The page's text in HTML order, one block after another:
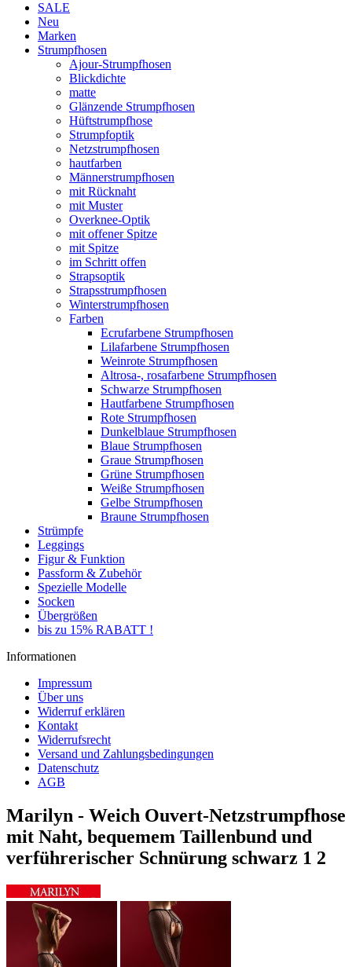
SALE
Neu
Marken
Strumpfhosen
Ajour-Strumpfhosen
Blickdichte
matte
Glänzende Strumpfhosen
Hüftstrumpfhose
Strumpfoptik
Netzstrumpfhosen
hautfarben
Männerstrumpfhosen
mit Rücknaht
mit Muster
Overknee-Optik
mit offener Spitze
mit Spitze
im Schritt offen
Strapsoptik
Strapsstrumpfhosen
Winterstrumpfhosen
Farben
Ecrufarbene Strumpfhosen
Lilafarbene Strumpfhosen
Weinrote Strumpfhosen
Altrosa-, rosafarbene Strumpfhosen
Schwarze Strumpfhosen
Hautfarbene Strumpfhosen
Rote Strumpfhosen
Dunkelblaue Strumpfhosen
Blaue Strumpfhosen
Graue Strumpfhosen
Grüne Strumpfhosen
Weiße Strumpfhosen
Gelbe Strumpfhosen
Braune Strumpfhosen
Strümpfe
Leggings
Figur & Funktion
Passform & Zubehör
Spezielle Modelle
Socken
Übergrößen
bis zu 15% RABATT !
Informationen
Impressum
Über uns
Widerruf erklären
Kontakt
Widerrufsrecht
Versand und Zahlungsbedingungen
Datenschutz
AGB
Marilyn - Weich Ouvert-Netzstrumpfhose
mit Naht, bequemem Taillenbund und
verführerischer Schnürung schwarz 1 2